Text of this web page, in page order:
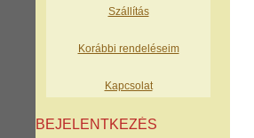
Szállítás
Korábbi rendeléseim
Kapcsolat
BEJELENTKEZÉS